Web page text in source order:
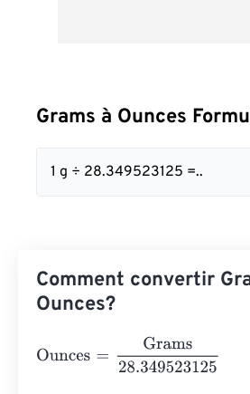
Grams à Ounces
1 g ÷ 28.349523125 =..
Comment convertir
Ounces?
Ounces 28.349523125